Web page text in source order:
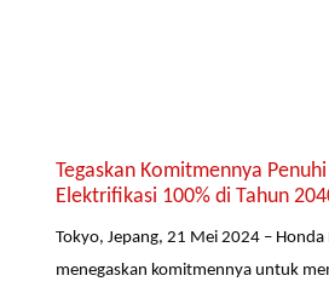
Tegaskan Komitmennya
Elektrifikasi 100% di Tahun
Tokyo, Jepang, 21 Mei 2024 –
menegaskan komitmennya untuk